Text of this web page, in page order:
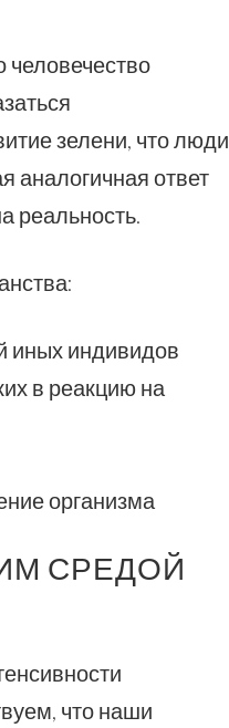
зелени, что люди
аналогичная ответ
реальность.
иных индивидов
в реакцию на
организма
СРЕДОЙ
что наши